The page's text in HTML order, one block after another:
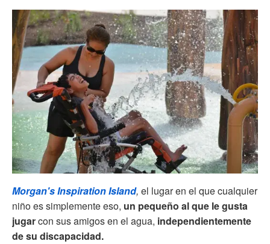
Morgan's Inspiration Island, el lugar en el que cualquier
niño es simplemente eso, un pequeño al que le gusta
jugarcon sus amigos en el agua, independientemente
de su discapacidad.